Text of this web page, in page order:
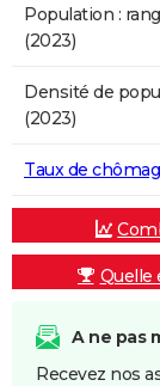
Population :
(2023)
Densité de
(2023)
Taux de
Quelle
A ne pas
Recevez nos